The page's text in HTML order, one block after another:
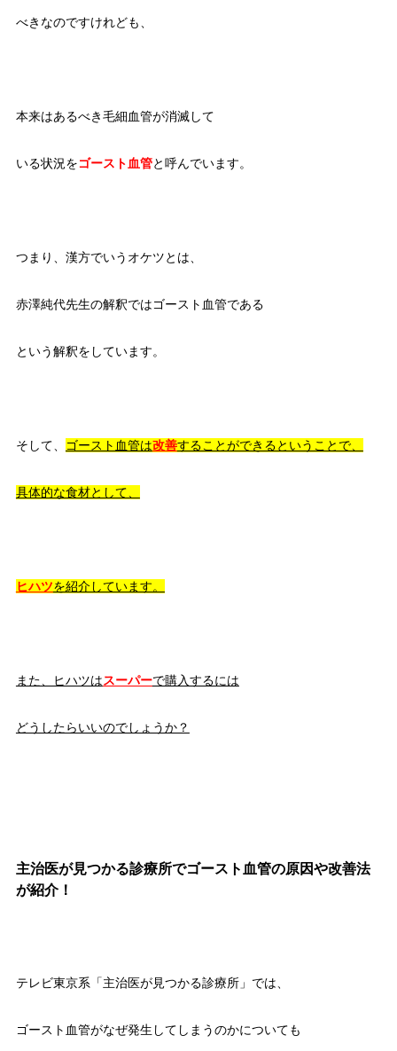
べきなのですけれども、
本来はあるべき毛細血管が消滅して
いる状況をゴースト血管と呼んでいます。
つまり、漢方でいうオケツとは、
赤澤純代先生の解釈ではゴースト血管である
という解釈をしています。
そして、 ゴースト血管は改善することができるということで、
具体的な食材として、
ヒハツを紹介しています。
また、ヒハツはスーパーで購入するには
どうしたらいいのでしょうか？
主治医が見つかる診療所でゴースト血管の原因や改善法
が紹介！
テレビ東京系「主治医が見つかる診療所」では、
ゴースト血管がなぜ発生してしまうのかについても